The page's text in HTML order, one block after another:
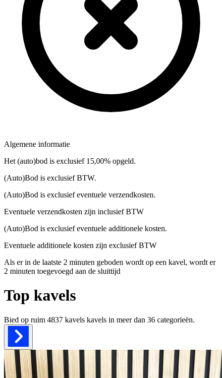
Algemene informatie
Het (auto)bod is exclusief 15,00% opgeld.
(Auto)Bod is exclusief BTW.
(Auto)Bod is exclusief eventuele verzendkosten.
Eventuele verzendkosten zijn inclusief BTW
(Auto)Bod is exclusief eventuele additionele kosten.
Eventuele additionele kosten zijn exclusief BTW
Als er in de laatste 2 minuten geboden wordt op een kavel, wordt er
2 minuten toegevoegd aan de sluittijd
Top kavels
Bied op ruim 4837 kavels kavels in meer dan 36 categorieën.